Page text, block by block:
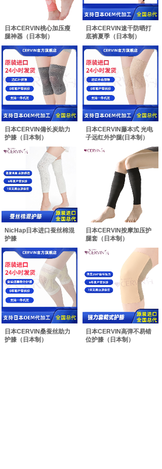
日本CERVIN桃心加压瘦
腿神器（日本制）
日本CERVIN速干防晒打
底裤夏季（日本制）
日本CERVIN備长炭助力
护膝（日本制）
日本CERVIN藤本式 光电
子远红外护腿(日本制）
NicHap日本进口蚕丝棉混
护膝
日本CERVIN按摩加压护
腿套（日本制）
日本CERVIN桑蚕丝助力
护膝（日本制）
日本CERVIN高弹不易错
位护膝（日本制）